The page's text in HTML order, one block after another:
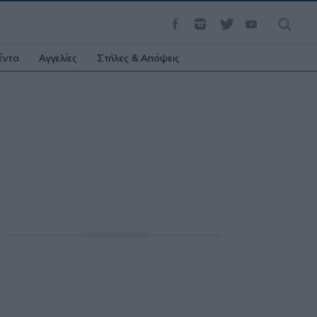
Αγγελίες Στήλες & Απόψεις